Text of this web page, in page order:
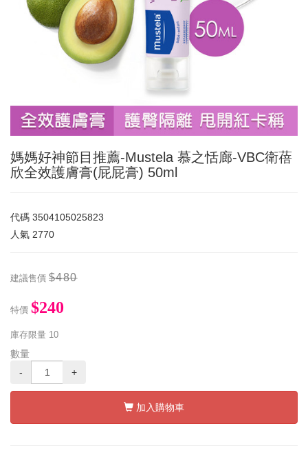
媽媽好神節目推薦-Mustela 慕之恬廊-VBC衛蓓
欣全效護膚膏(屁屁膏) 50ml
代碼 3504105025823
人氣 2770
建議售價 $480
特價 $240
庫存限量 10
數量
-
+
加入購物車